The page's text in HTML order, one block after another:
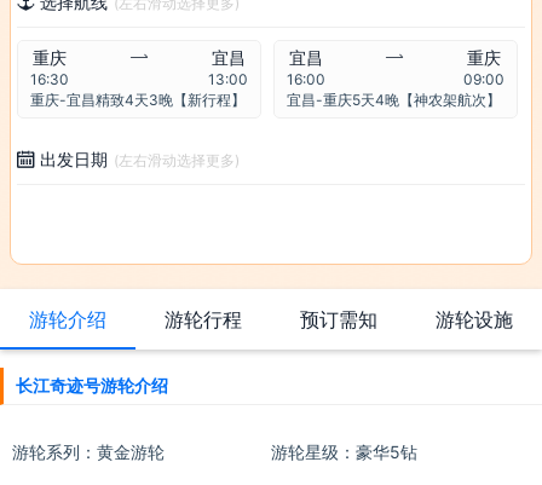
重庆
16:30
 宜昌
13:00
重庆-宜昌精致4天3晚【新行程】
宜昌
16:00
 重庆
09:00
宜昌-重庆5天4晚【神农架航次】
 出发日期 (左右滑动选择更多)
游轮介绍 游轮行程 预订需知 游轮设施
长江奇迹号游轮介绍
游轮系列： 黄金游轮 游轮星级：豪华5钻